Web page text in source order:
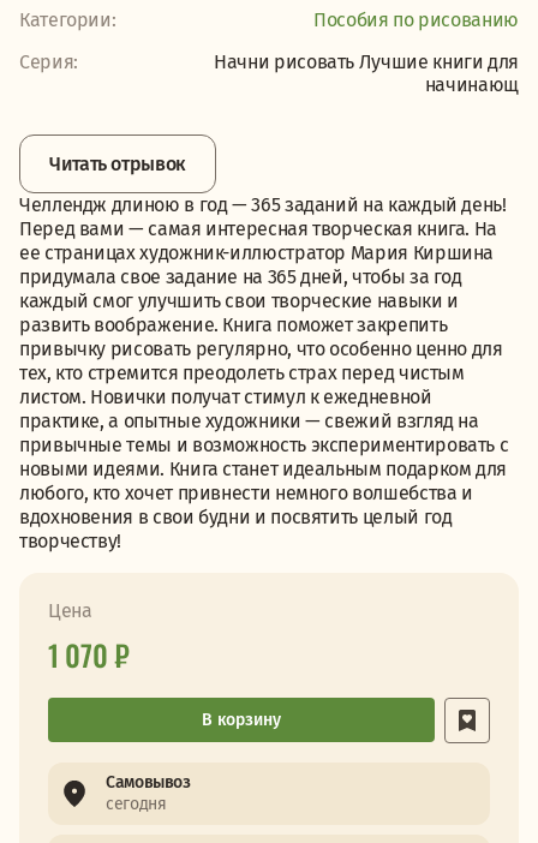
Категории:
Пособия по рисованию
Серия:
Начни рисовать Лучшие книги для
начинающ
Читать отрывок
Челлендж длиною в год — 365 заданий на каждый день!
Перед вами — самая интересная творческая книга. На
ее страницах художник-иллюстратор Мария Киршина
придумала свое задание на 365 дней, чтобы за год
каждый смог улучшить свои творческие навыки и
развить воображение. Книга поможет закрепить
привычку рисовать регулярно, что особенно ценно для
тех, кто стремится преодолеть страх перед чистым
листом. Новички получат стимул к ежедневной
практике, а опытные художники — свежий взгляд на
привычные темы и возможность экспериментировать с
новыми идеями. Книга станет идеальным подарком для
любого, кто хочет привнести немного волшебства и
вдохновения в свои будни и посвятить целый год
творчеству!
Цена
1 070 ₽
В корзину
Самовывоз
сегодня